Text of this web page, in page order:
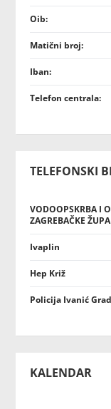
Oib:
Matični broj:
Iban:
Telefon centrala:
TELEFONSKI
VODOOPSKRBA I
ZAGREBAČKE
Ivaplin
Hep Križ
Policija Ivanić Grad
KALENDAR